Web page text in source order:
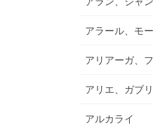
アラール、モ
アリアーガ、
アリエ、ガブ
アルカライ